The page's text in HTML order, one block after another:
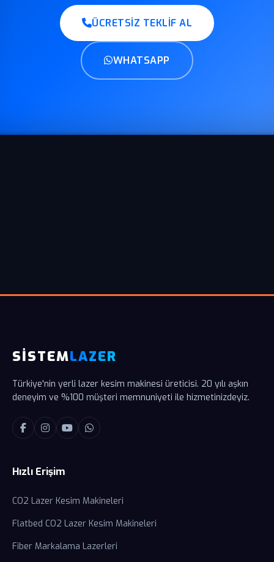
ÜCRETSIZ TEKLIF AL
WHATSAPP
SİSTEMLAZER
Türkiye'nin yerli lazer kesim makinesi üreticisi. 20 yılı aşkın
deneyim ve %100 müşteri memnuniyeti ile hizmetinizdeyiz.
Hızlı Erişim
CO2 Lazer Kesim Makineleri
Flatbed CO2 Lazer Kesim Makineleri
Fiber Markalama Lazerleri